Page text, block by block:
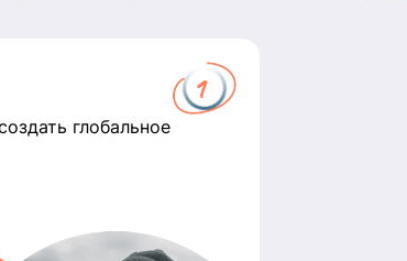
глобальное